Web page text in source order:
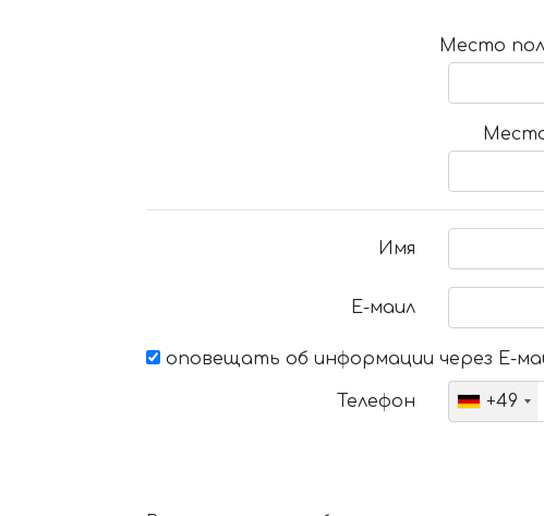
Место
Имя
Е-маил
оповещать об информации через Е-
Телефон +49